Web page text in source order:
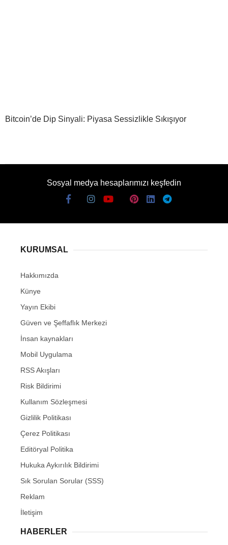
Bitcoin’de Dip Sinyali: Piyasa Sessizlikle Sıkışıyor
Sosyal medya hesaplarımızı keşfedin
KURUMSAL
Hakkımızda
Künye
Yayın Ekibi
Güven ve Şeffaflık Merkezi
İnsan kaynakları
Mobil Uygulama
RSS Akışları
Risk Bildirimi
Kullanım Sözleşmesi
Gizlilik Politikası
Çerez Politikası
Editöryal Politika
Hukuka Aykırılık Bildirimi
Sık Sorulan Sorular (SSS)
Reklam
İletişim
HABERLER